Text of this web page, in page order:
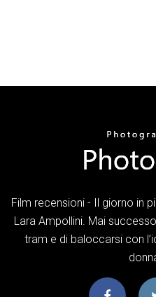
Film recensioni - Il giorno in
Lara Ampollini. Mai
tram e di baloccarsi con